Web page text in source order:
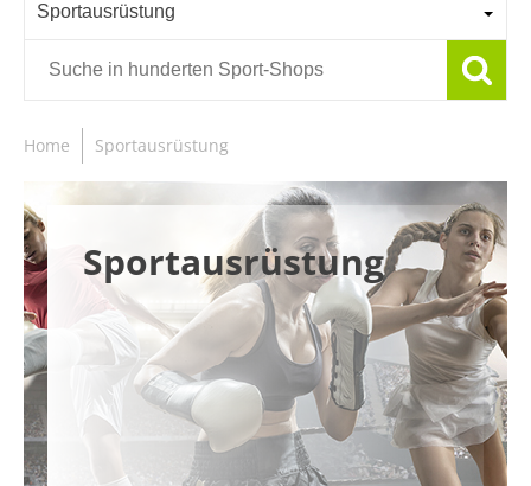
Sportausrüstung
Home Sportausrüstung
Sportausrüstung